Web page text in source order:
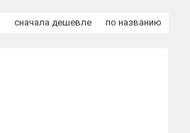
сначала дешевле по названию